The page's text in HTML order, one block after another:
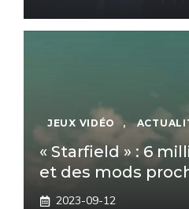
JEUX VIDÉO ,
« Starfield » : 6
et des mods
2023-09-12